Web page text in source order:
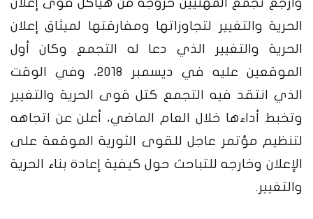
الحرية والتغيير لتجاوزاتها ومفارقتها لميثاق إعلان
الحرية والتغيير الذي دعا له التجمع وكان أول
الموقعين عليه في ديسمبر 2018، وفي الوقت
الذي انتقد فيه التجمع كتل قوى الحرية والتغيير
وتخبط أداءها خلال العام الماضي، أعلن عن اتجاهه
لتنظيم مؤتمر عاجل للقوى الثورية الموقعة على
الإعلان وخارجه للتباحث حول كيفية إعادة بناء الحرية
والتغيير.